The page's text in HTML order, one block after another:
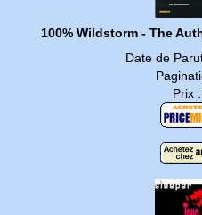
100% Wildstorm - The
Date de
Prix